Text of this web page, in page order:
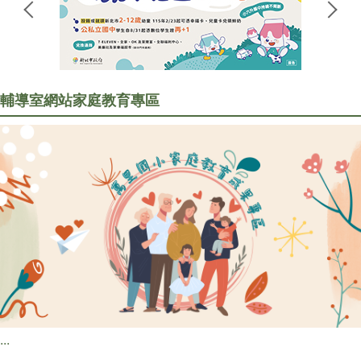
行政處室
訊息公告
研習訊息
圖書資訊
校園食材登錄平臺
輔導室網站家庭教育專區